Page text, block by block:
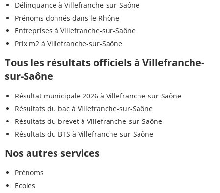
Délinquance à Villefranche-sur-Saône
Prénoms donnés dans le Rhône
Entreprises à Villefranche-sur-Saône
Prix m2 à Villefranche-sur-Saône
Tous les résultats officiels à Villefranche-
sur-Saône
Résultat municipale 2026 à Villefranche-sur-Saône
Résultats du bac à Villefranche-sur-Saône
Résultats du brevet à Villefranche-sur-Saône
Résultats du BTS à Villefranche-sur-Saône
Nos autres services
Prénoms
Ecoles